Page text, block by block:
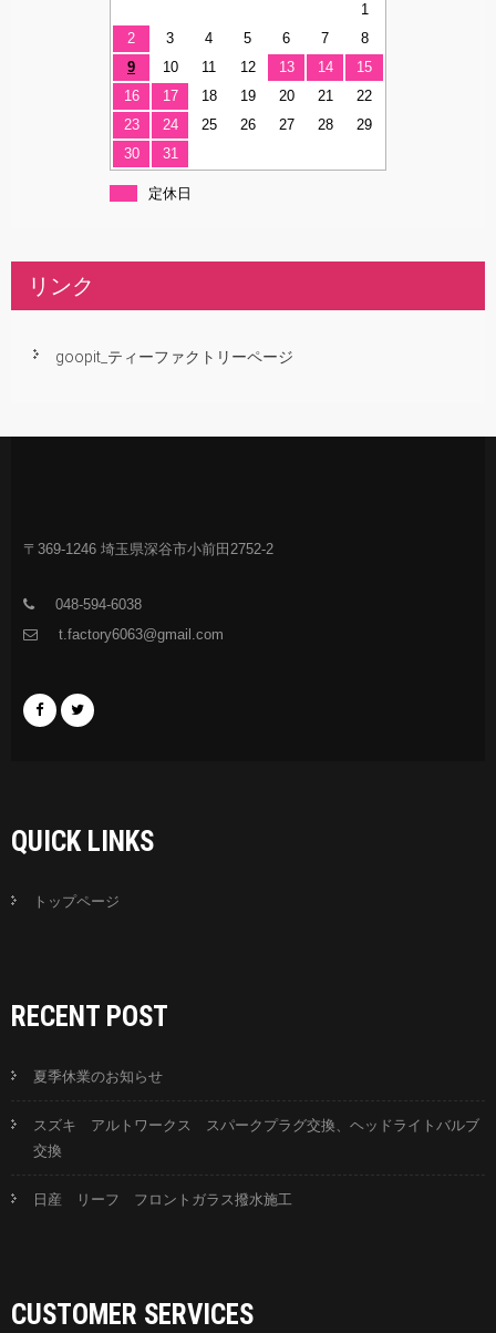
1
2
3 4 5 6 7
8
9
10 11 12 13 14
15
16
17 18 19 20 21
22
23
24 25 26 27 28
29
30
31
定休日
リンク
goopit_ティーファクトリーページ
〒369-1246 埼玉県深谷市小前田2752-2
048-594-6038
t.factory6063@gmail.com
QUICK LINKS
トップページ
RECENT POST
夏季休業のお知らせ
スズキ アルトワークス スパークプラグ交換、ヘッドライトバルブ
交換
日産 リーフ フロントガラス撥水施工
CUSTOMER SERVICES